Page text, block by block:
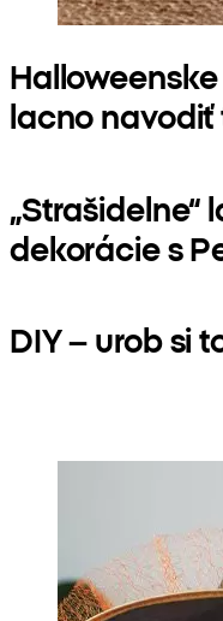
lacno navodiť
„Strašidelne“
dekorácie s
DIY – urob si